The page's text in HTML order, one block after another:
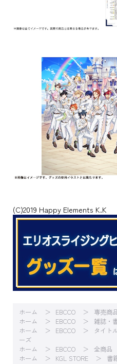
(C)2019 Happy Elements K.K
ホーム EBCCO
専売商
ホーム
EBCCO
雑誌・
ホーム
EBCCO タイト
ーズ
ホーム
EBCCO
全商品
ホーム
KGL STORE 書